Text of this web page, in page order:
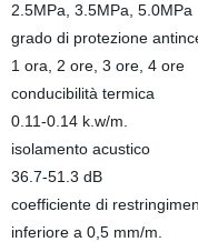
2.5MPa, 3.5MPa, 5.0MPa
grado di protezione
1 ora, 2 ore, 3 ore, 4 ore
conducibilità termica
0.11-0.14 k.w/m.
isolamento acustico
36.7-51.3 dB
coefficiente di
inferiore a 0,5 mm/m.